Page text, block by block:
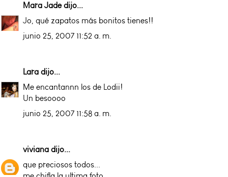
Mara Jadedijo...
Jo, qué zapatos más bonitos tienes!!
junio 25, 2007 11:52 a. m.
Lara dijo...
Me encantannn los de Lodii!
Un besoooo
junio 25, 2007 11:58 a. m.
viviana dijo...
que preciosos todos...